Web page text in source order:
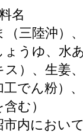
名
（三陸沖）
ょうゆ、水
ス）、生姜
工でん粉）
む）
市内におい